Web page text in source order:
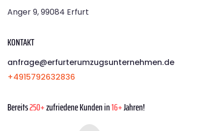
Anger 9, 99084 Erfurt
KONTAKT
anfrage@erfurterumzugsunternehmen.de
+4915792632836
Bereits250+zufriedene Kunden in16+Jahren!